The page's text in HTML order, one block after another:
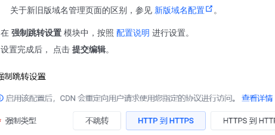
关于新旧版域名管理页面的区别，参见 新版域名配置
。
在 强制跳转设置 模块中，按照 配置说明 进行设置。
设置完成后， 点击 提交编辑。